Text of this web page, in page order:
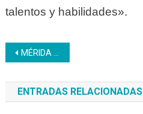
talentos y habilidades».
Navegación
de
entradas
MÉRIDA | Inces realizó asamblea de mujeres productivas en el CFS El Vigía
ENTRADAS RELACIONADAS